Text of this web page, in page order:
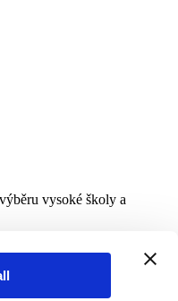
vysoké školy a